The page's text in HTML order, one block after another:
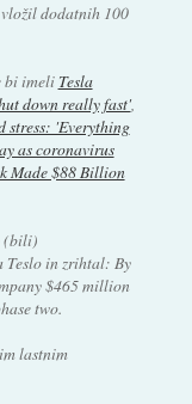
dodatnih 100
bi imeli Tesla
down really fast',
stress: 'Everything
as coronavirus
Made $88 Billion
(bili)
Teslo in zrihtal: By
$465 million
two.
lastnim